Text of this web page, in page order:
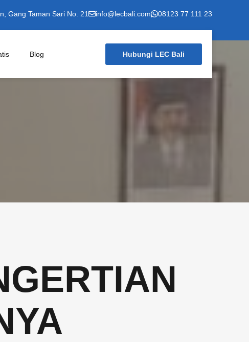
Gang Taman Sari No. 21 info@lecbali.com 08123 77 111 23
Blog Hubungi LEC Bali